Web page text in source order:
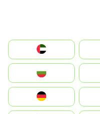
الإمارات العربية المتحدة
Switzerland
Deutschland